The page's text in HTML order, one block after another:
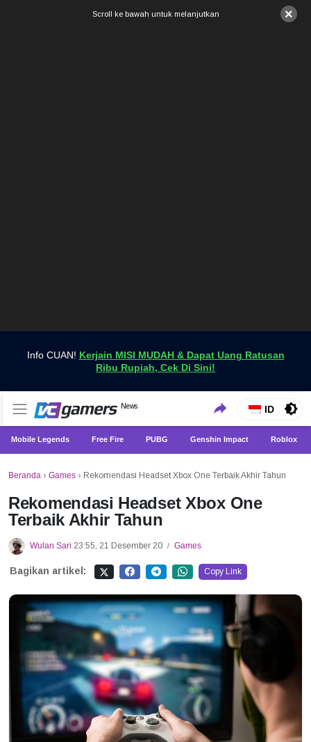
×
Scroll ke bawah untuk melanjutkan
Info CUAN! Kerjain MISI MUDAH & Dapat Uang Ratusan
Ribu Rupiah, Cek Di Sini!
VCGamers News
News
Dapatkan Berita Games Terbaru Hanya di VCGamers
ID
Mobile Legends Free Fire PUBG Genshin Impact Roblox
Beranda › Games › Rekomendasi Headset Xbox One Terbaik Akhir Tahun
Rekomendasi Headset Xbox One
Terbaik Akhir Tahun
Wulan Sari 23:55, 21 Desember 20 / Games
Bagikan artikel: Copy Link